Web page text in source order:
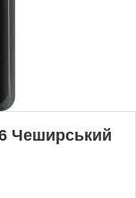
Чеширський